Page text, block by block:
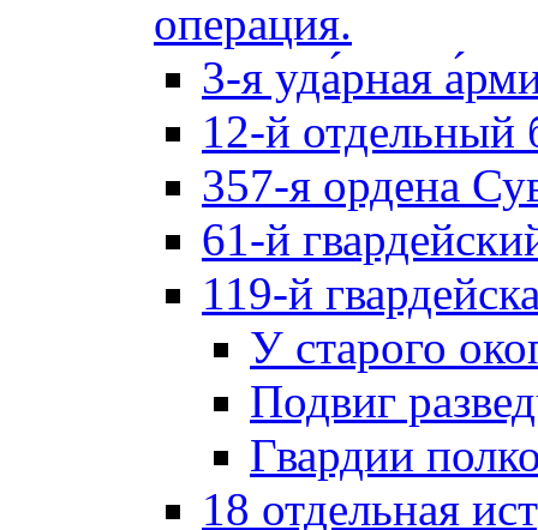
операция.
3-я уда́рная
12-й отдельный
357-я ордена
61-й
119-й
У старого
Подвиг
Гвардии
18 отдельная